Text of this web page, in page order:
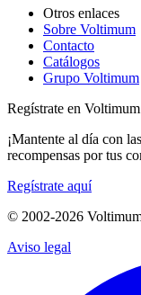
Otros enlaces
Sobre Voltimum
Contacto
Catálogos
Grupo Voltimum
Regístrate en Voltimum
¡Mantente al día con
recompensas por tus
Regístrate aquí
© 2002-2026
Aviso legal